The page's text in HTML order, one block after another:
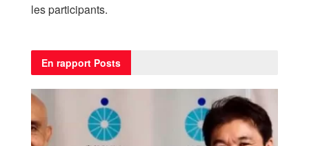
les participants.
En rapport Posts